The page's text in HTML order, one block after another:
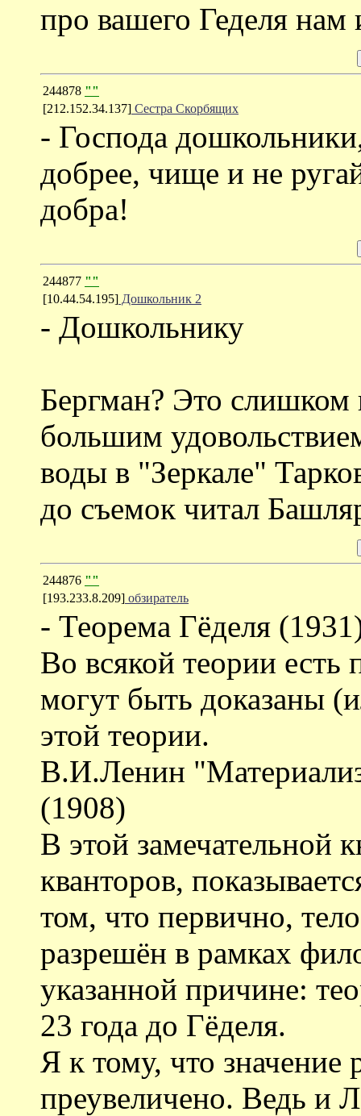
про вашего Геделя нам
244878 ""
[212.152.34.137] Сестра Скорбящих
- Господа
добрее, чище и не
добра!
244877 ""
[10.44.54.195] Дошкольник 2
- Дошкольнику
Бергман? Это
большим
воды в "Зеркале"
до съемок читал
244876 ""
[193.233.8.209] обзиратель
- Теорема Гёделя
Во всякой теории есть
могут быть доказаны
этой теории.
В.И.Ленин
(1908)
В этой замечательной
кванторов,
том, что первично,
разрешён в рамках
указанной причине:
23 года до Гёделя.
Я к тому, что значение
преувеличено. Ведь и